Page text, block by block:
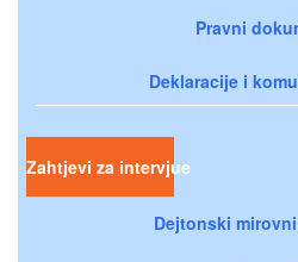
Pravni
Deklaracije i
Zahtjevi za intervjue
Dejtonski